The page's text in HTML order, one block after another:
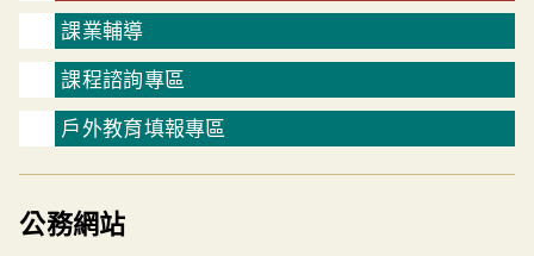
課業輔導
課程諮詢專區
戶外教育填報專區
公務網站